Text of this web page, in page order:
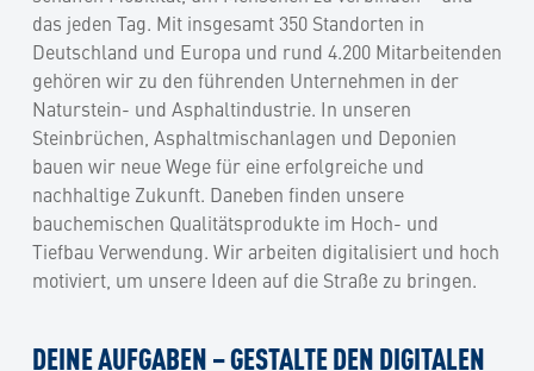
das jeden Tag. Mit insgesamt 350 Standorten in
Deutschland und Europa und rund 4.200 Mitarbeitenden
gehören wir zu den führenden Unternehmen in der
Naturstein- und Asphaltindustrie. In unseren
Steinbrüchen, Asphaltmischanlagen und Deponien
bauen wir neue Wege für eine erfolgreiche und
nachhaltige Zukunft. Daneben finden unsere
bauchemischen Qualitätsprodukte im Hoch- und
Tiefbau Verwendung. Wir arbeiten digitalisiert und hoch
motiviert, um unsere Ideen auf die Straße zu bringen.
DEINE AUFGABEN – GESTALTE DEN DIGITALEN